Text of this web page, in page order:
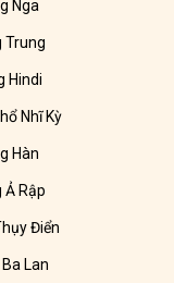
Nga
Trung
Hindi
Nhĩ Kỳ
Hàn
Ả Rập
Điển
Lan